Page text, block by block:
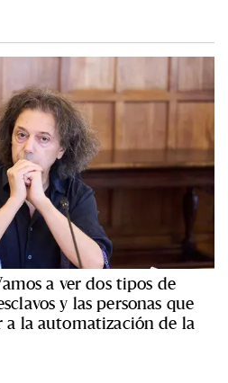
a ver dos tipos de
y las personas que
a la automatización de la